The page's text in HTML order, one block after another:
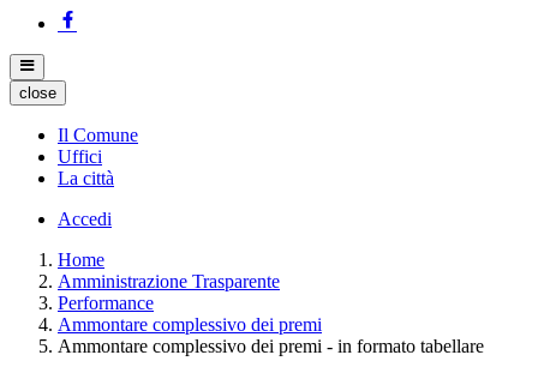
close
Il Comune
Uffici
La città
Accedi
Home
Amministrazione Trasparente
Performance
Ammontare complessivo dei premi
Ammontare complessivo dei premi - in formato tabellare